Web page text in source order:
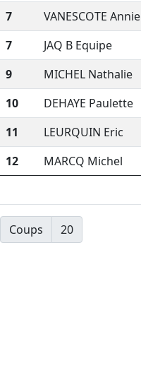
7
VANESCOTE Annie
7
JAQ B Equipe
9
MICHEL Nathalie
10
DEHAYE Paulette
11
LEURQUIN Eric
12
MARCQ Michel
Coups 20